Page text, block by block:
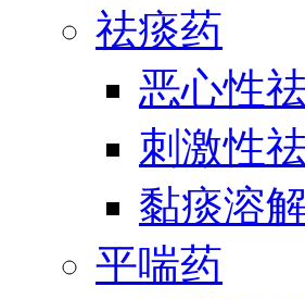
祛痰药
恶心性
刺激性
黏痰溶
平喘药